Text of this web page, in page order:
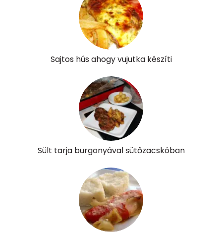
Sajtos hús ahogy vujutka készíti
Sült tarja burgonyával sütőzacskóban